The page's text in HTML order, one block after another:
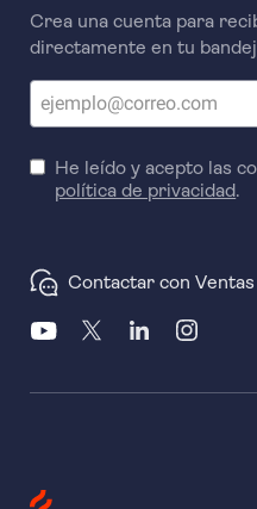
Crea una cuenta para
directamente en tu
He leído y acepto las
política de privacidad.
Contactar con Ventas